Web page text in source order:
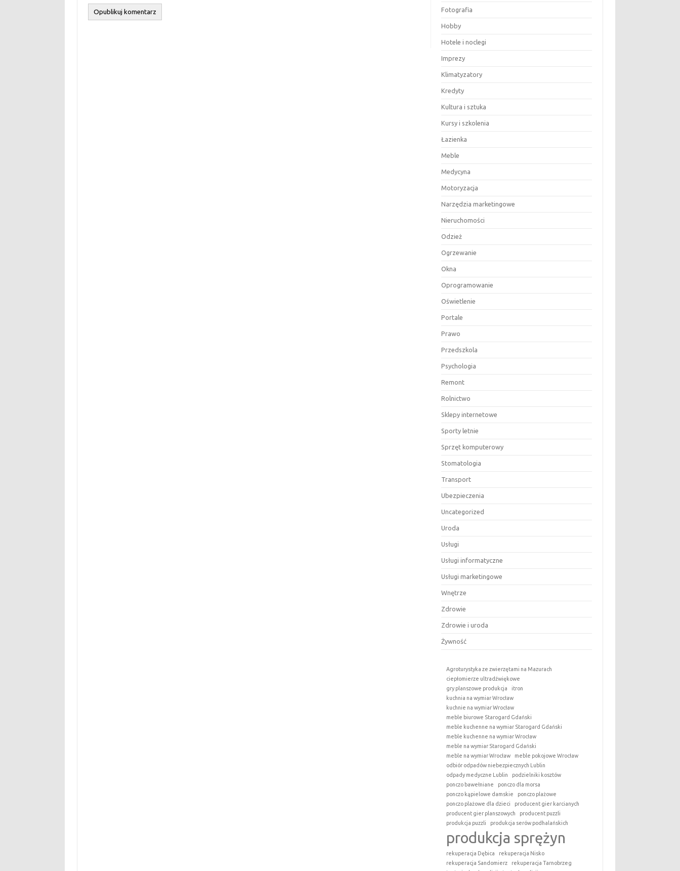
Fotografia
Hobby
Hotele i noclegi
Imprezy
Klimatyzatory
Kredyty
Kultura i sztuka
Kursy i szkolenia
Łazienka
Meble
Medycyna
Motoryzacja
Narzędzia marketingowe
Nieruchomości
Odzież
Ogrzewanie
Okna
Oprogramowanie
Oświetlenie
Portale
Prawo
Przedszkola
Psychologia
Remont
Rolnictwo
Sklepy internetowe
Sporty letnie
Sprzęt komputerowy
Stomatologia
Transport
Ubezpieczenia
Uncategorized
Uroda
Usługi
Usługi informatyczne
Usługi marketingowe
Wnętrze
Zdrowie
Zdrowie i uroda
Żywność
Agroturystyka ze zwierzętami na Mazurach
ciepłomierze ultradźwiękowe
gry planszowe produkcja
itron
kuchnia na wymiar Wrocław
kuchnie na wymiar Wrocław
meble biurowe Starogard Gdański
meble kuchenne na wymiar Starogard Gdański
meble kuchenne na wymiar Wrocław
meble na wymiar Starogard Gdański
meble na wymiar Wrocław
meble pokojowe Wrocław
odbiór odpadów niebezpiecznych Lublin
odpady medyczne Lublin
podzielniki kosztów
ponczo bawełniane
ponczo dla morsa
ponczo kąpielowe damskie
ponczo plażowe
ponczo plażowe dla dzieci
producent gier karcianych
producent gier planszowych
producent puzzli
produkcja puzzli
produkcja serów podhalańskich
produkcja sprężyn
rekuperacja Dębica
rekuperacja Nisko
rekuperacja Sandomierz
rekuperacja Tarnobrzeg